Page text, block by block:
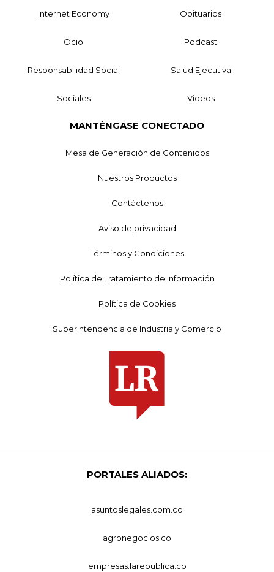
Internet Economy Obituarios
Ocio Podcast
Responsabilidad Social Salud Ejecutiva
Sociales Videos
MANTÉNGASE CONECTADO
Mesa de Generación de Contenidos
Nuestros Productos
Contáctenos
Aviso de privacidad
Términos y Condiciones
Política de Tratamiento de Información
Política de Cookies
Superintendencia de Industria y Comercio
PORTALES ALIADOS:
asuntoslegales.com.co
agronegocios.co
empresas.larepublica.co